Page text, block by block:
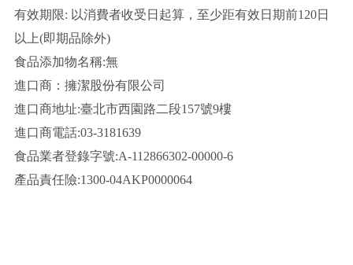
有效期限: 以消費者收受日起算，至少距有效日期前120日
以上(即期品除外)
食品添加物名稱:無
進口商：擁潔股份有限公司
進口商地址:臺北市西園路二段157號9樓
進口商電話:03-3181639
食品業者登錄字號:A-112866302-00000-6
產品責任險:1300-04AKP0000064